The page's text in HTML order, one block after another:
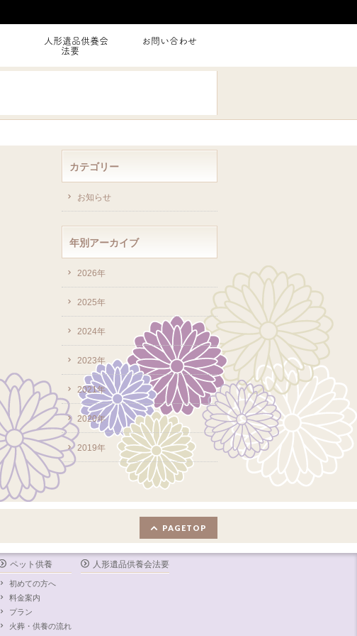
人形遺品供養会
法要
お問い合わせ
カテゴリー
お知らせ
年別アーカイブ
2026年
2025年
2024年
2023年
2021年
2020年
2019年
PAGETOP
ペット供養
初めての方へ
料金案内
プラン
火葬・供養の流れ
人形遺品供養会法要